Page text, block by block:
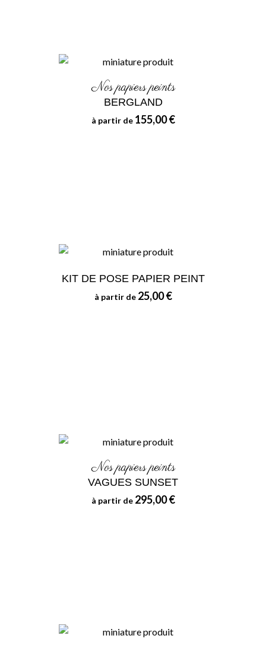
Nos papiers peints
BERGLAND
à partir de 155,00 €
KIT DE POSE PAPIER PEINT
à partir de 25,00 €
Nos papiers peints
VAGUES SUNSET
à partir de 295,00 €